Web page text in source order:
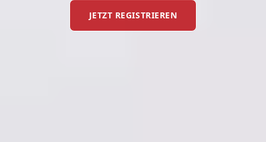
JETZT REGISTRIEREN